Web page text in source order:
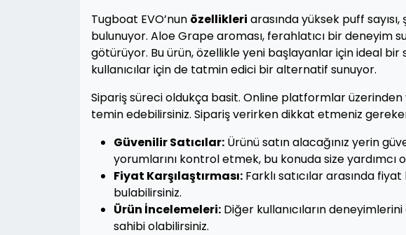
Tugboat EVO’nun özellikleri arasında yüksek puff
bulunuyor. Aloe Grape aroması, ferahlatıcı bir deneyim
götürüyor. Bu ürün, özellikle yeni başlayanlar için ideal bir
kullanıcılar için de tatmin edici bir alternatif sunuyor.
Sipariş süreci oldukça basit. Online platformlar
temin edebilirsiniz. Sipariş verirken dikkat etmeniz
Güvenilir Satıcılar: Ürünü satın alacağınız yerin
yorumlarını kontrol etmek, bu konuda size yardımcı
Fiyat Karşılaştırması: Farklı satıcılar arasında
bulabilirsiniz.
Ürün İncelemeleri: Diğer kullanıcıların
sahibi olabilirsiniz.